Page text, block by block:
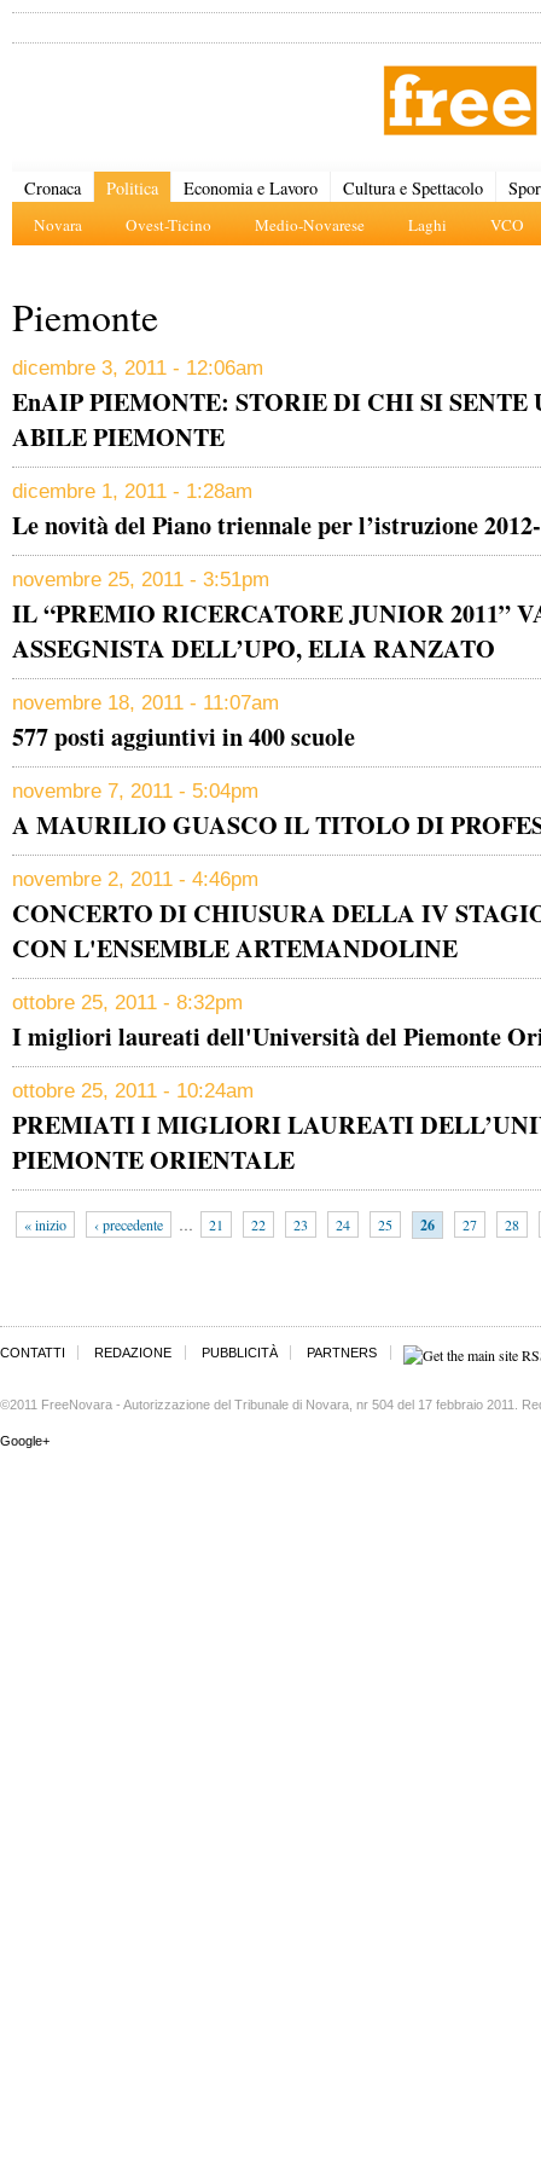
Cronaca Politica
Novara Ovest-Ticino Medio-Novarese Laghi VCO
Economia e Lavoro Cultura e Spettacolo
Piemonte
dicembre 3, 2011 - 12:06am
EnAIP PIEMONTE: STORIE DI CHI SI SENTE
ABILE PIEMONTE
dicembre 1, 2011 - 1:28am
Le novità del Piano triennale per l’istruzione
novembre 25, 2011 - 3:51pm
IL “PREMIO RICERCATORE JUNIOR 2011”
ASSEGNISTA DELL’UPO, ELIA RANZATO
novembre 18, 2011 - 11:07am
577 posti aggiuntivi in 400 scuole
novembre 7, 2011 - 5:04pm
A MAURILIO GUASCO IL TITOLO DI
novembre 2, 2011 - 4:46pm
CONCERTO DI CHIUSURA DELLA IV
CON L'ENSEMBLE ARTEMANDOLINE
ottobre 25, 2011 - 8:32pm
I migliori laureati dell'Università del Piemonte
ottobre 25, 2011 - 10:24am
PREMIATI I MIGLIORI LAUREATI
PIEMONTE ORIENTALE
« inizio ‹ precedente … 21 22 23 24 25 26 27 28
CONTATTI REDAZIONE PUBBLICITÀ PARTNERS
©2011 FreeNovara - Autorizzazione del Tribunale di Novara, nr 504 del 17 febbraio 2011.
Google+